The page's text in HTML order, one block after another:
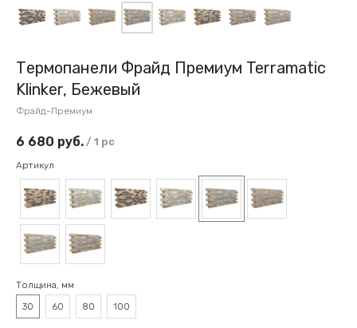
Термопанели Фрайд Премиум Terramatic
Klinker, Бежевый
Фрайд-Премиум
6 680 руб. / 1 pc
Артикул
Толщина, мм
30
60 80 100